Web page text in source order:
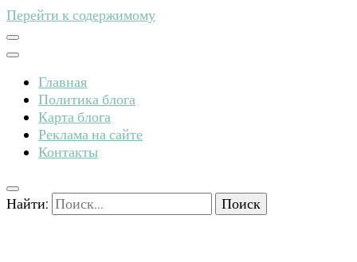
Перейти к содержимому
Главная
Политика блога
Карта блога
Реклама на сайте
Контакты
Найти: